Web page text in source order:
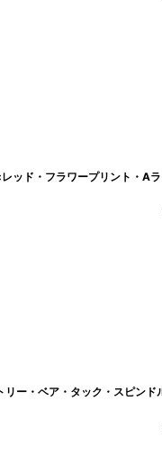
lk-s36201]